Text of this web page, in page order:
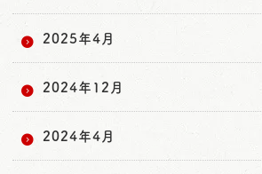
2025年4月
2024年12月
2024年4月